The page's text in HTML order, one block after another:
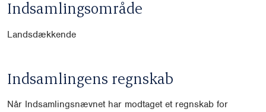
Indsamlingsområde
Landsdækkende
Indsamlingens regnskab
Når Indsamlingsnævnet har modtaget et regnskab for